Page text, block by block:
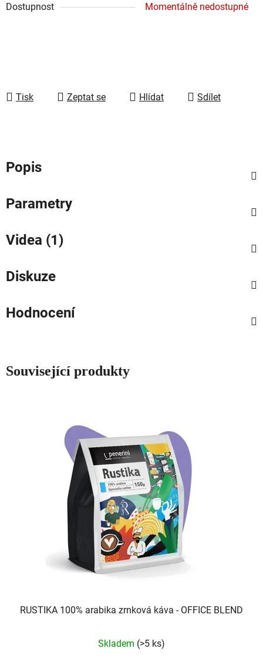
Dostupnost Momentálně nedostupné
Tisk Zeptat se Hlídat Sdílet
Popis
Parametry
Videa (1)
Diskuze
Hodnocení
Související produkty
RUSTIKA 100% arabika zrnková káva - OFFICE BLEND
hodnocení
Skladem (>5 ks)